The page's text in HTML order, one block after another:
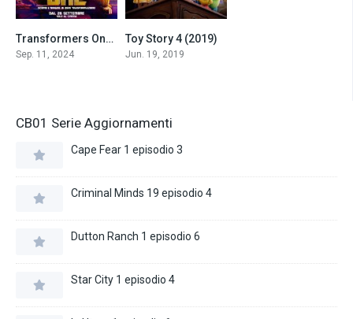
7.8Transformers One (2024)
Sep. 11, 2024
8.5
Toy Story 4 (2019)
Jun. 19, 2019
CB01 Serie Aggiornamenti
Cape Fear 1 episodio 3
Criminal Minds 19 episodio 4
Dutton Ranch 1 episodio 6
Star City 1 episodio 4